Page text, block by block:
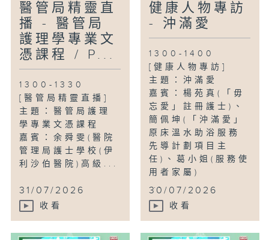
醫管局精靈直
播 - 醫管局
護理學專業文
憑課程 / P...
1300-1330
[醫管局精靈直播]
主題：醫管局護理
學專業文憑課程
嘉賓：余舜雯(醫院
管理局護士學校(伊
利沙伯醫院)高級...
31/07/2026
收看
健康人物專訪
- 沖滿愛
1300-1400
[健康人物專訪]
主題：沖滿愛
嘉賓：楊苑真(「毋
忘愛」註冊護士)、
簡佩坤(「沖滿愛」
原床溫水助浴服務
先導計劃項目主
任)、葛小姐(服務使
用者家屬)
...
30/07/2026
收看